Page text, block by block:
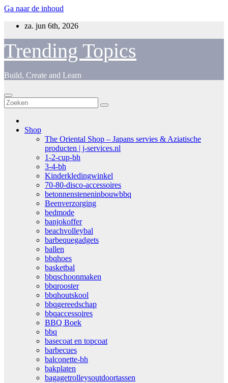
Ga naar de inhoud
za. jun 6th, 2026
Trending Topics
Build, Create and Learn
Shop
The Oriental Shop – Japans servies & Aziatische
producten | j-services.nl
1-2-cup-bh
3-4-bh
Kinderkledingwinkel
70-80-disco-accessoires
betonnensteneninbouwbbq
Beenverzorging
bedmode
banjokoffer
beachvolleybal
barbequegadgets
ballen
bbqhoes
basketbal
bbqschoonmaken
bbqrooster
bbqhoutskool
bbqgereedschap
bbqaccessoires
BBQ Boek
bbq
basecoat en topcoat
barbecues
balconette-bh
bakplaten
bagagetrolleysoutdoortassen